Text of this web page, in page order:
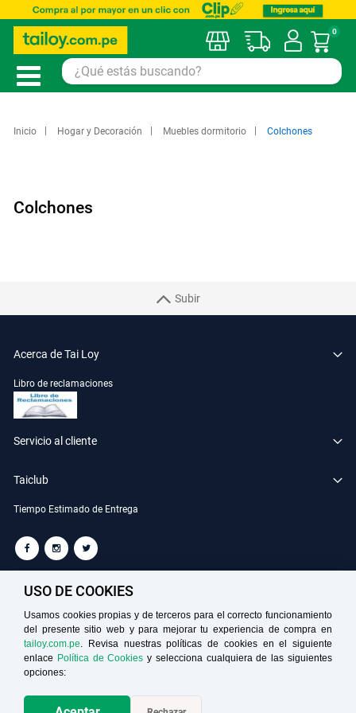
Mi
0
Inicio Hogar y Decoración Muebles dormitorio Colchones
Colchones
Subir
Acerca de Tai Loy
Libro de reclamaciones
Servicio al cliente
Taiclub
Tiempo Estimado de Entrega
TAILOY S.A. RUC: 20100049181
Medios de Pago
USO DE COOKIES
Usamos cookies propias y de terceros para el correcto funcionamiento
del presente sitio web y para mejorar tu experiencia de compra en
tailoy.com.pe. Revisa nuestras políticas de cookies en el siguiente
enlace Política de Cookies y selecciona cualquiera de las siguientes
opciones: